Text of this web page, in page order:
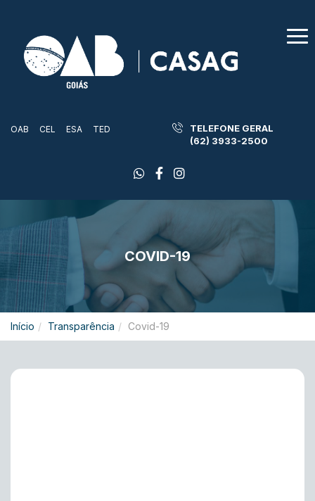
OAB CEL ESA TED
TELEFONE GERAL
(62) 3933-2500
COVID-19
Início Transparência Covid-19